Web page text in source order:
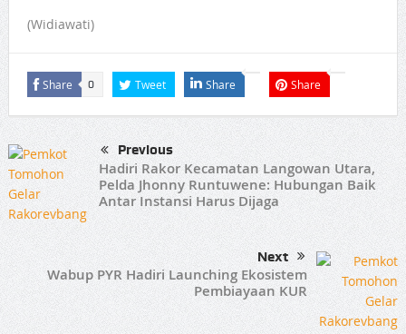
(Widiawati)
Share 0 Tweet Share Share
Previous
Hadiri Rakor Kecamatan Langowan Utara,
Pelda Jhonny Runtuwene: Hubungan Baik
Antar Instansi Harus Dijaga
Next
Wabup PYR Hadiri Launching Ekosistem
Pembiayaan KUR